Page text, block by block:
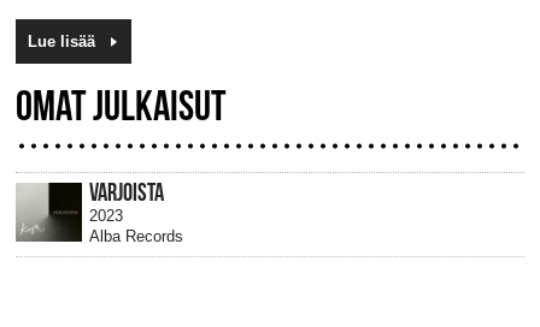
Lue lisää
OMAT JULKAISUT
VARJOISTA
2023
Alba Records